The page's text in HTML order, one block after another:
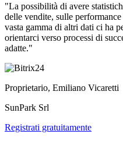
"La possibilità di avere
delle vendite, sulle
vasta gamma di altri dati ci ha
orientarci verso processi di
adatte."
Proprietario, Emiliano Vicaretti
SunPark Srl
Registrati gratuitamente